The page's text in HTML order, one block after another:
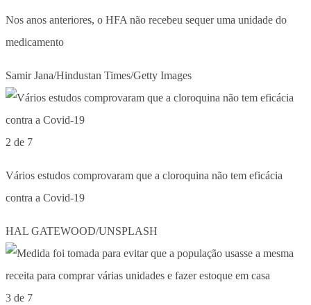
Nos anos anteriores, o HFA não recebeu sequer uma unidade do
medicamento
Samir Jana/Hindustan Times/Getty Images
2 de 7
Vários estudos comprovaram que a cloroquina não tem eficácia
contra a Covid-19
HAL GATEWOOD/UNSPLASH
3 de 7